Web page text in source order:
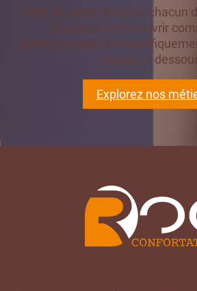
Pour en savoir plus sur chacun
d’activité et découvrir
pouvons répondre
cliquez ci-
Explorez nos